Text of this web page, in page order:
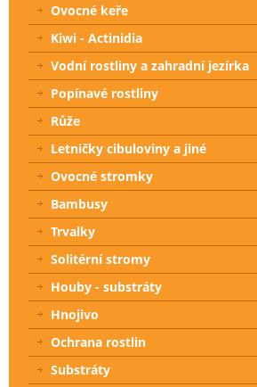
Ovocné keře
Kiwi - Actinidia
Vodní rostliny a zahradní jezírka
Popínavé rostliny
Růže
Letničky cibuloviny a jiné
Ovocné stromky
Bambusy
Trvalky
Solitérní stromy
Houby - substráty
Hnojivo
Ochrana rostlin
Substráty